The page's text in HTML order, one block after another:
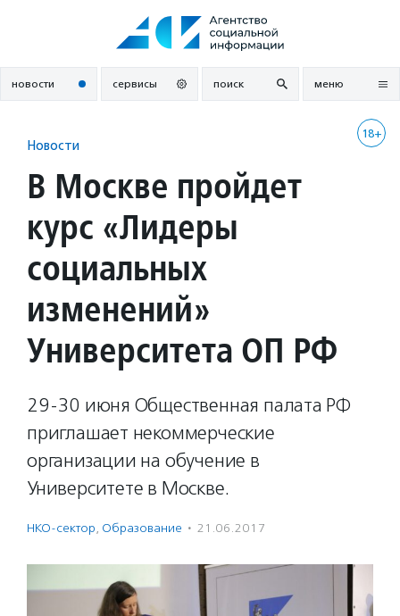
новости сервисы поиск меню
18+
Новости
В Москве пройдет
курс «Лидеры
социальных
изменений»
Университета ОП РФ
29-30 июня Общественная палата РФ
приглашает некоммерческие
организации на обучение в
Университете в Москве.
НКО-сектор, Образование · 21.06.2017